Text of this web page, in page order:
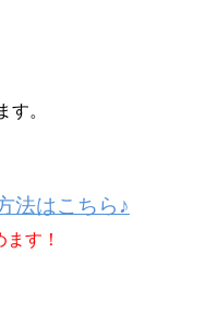
す。
法はこちら♪
す！